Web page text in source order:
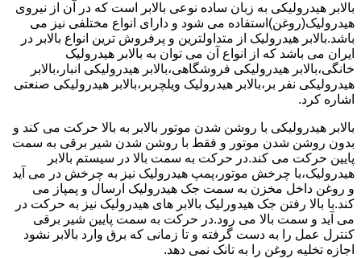
بالابر هیدرولیکی به زبان ساده نوعی بالابر است که در آن از نیروی
هیدرولیک(روغن)استفاده می شود و دارای انواع مختلفی نیز می
باشد.بالابر هیدرولیک از متداولترین و پرفروش ترین انواع بالابر در
ایران می باشد که از انواع آن می توان به بالابر هیدرولیک
خانگی،بالابر هیدرولیکی فروشگاهی،بالابر هیدرولیکی انبار،بالابر
هیدرولیکی نفر بر،بالابر هیدرولیک ویلچربر،بالابر هیدرولیکی صنعتی
اشاره کرد.
بالابر هیدرولیکی با روشن شدن موتور بالابر به بالا حرکت می کند و
بدون روشن شدن موتور و فقط با روشن شدن شیر برقی به سمت
پایین حرکت می کند.در حرکت به سمت بالا در سیستم بالابر
هیدرولیک،با چرخش موتور،پمپ هیدرولیک نیز به چرخش در می آید
و روغن داخل مخزن به سمت جک هیدرولیک ارسال و پمپاز می
کند.با بالا رفتن جک هیدورلیک بالابر های هیدرولیک نیز به حرکت در
می آید و سمت بالا می رود.در حرکت به سمت پایین شیر برقی
کنترل عمل را به دست گرفته و تا زمانی که برق وارد بالابر نشود
اجازه تخلیه روغن را به تانک نمی دهد.